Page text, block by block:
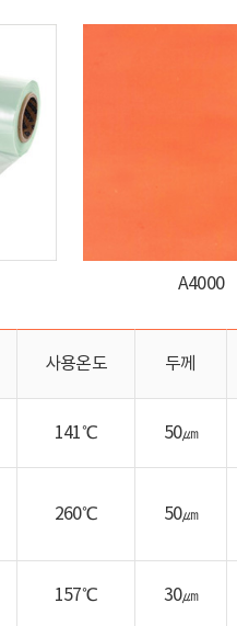
A4000
사용온도 두께
141℃ 50㎛
260℃ 50㎛
157℃ 30㎛